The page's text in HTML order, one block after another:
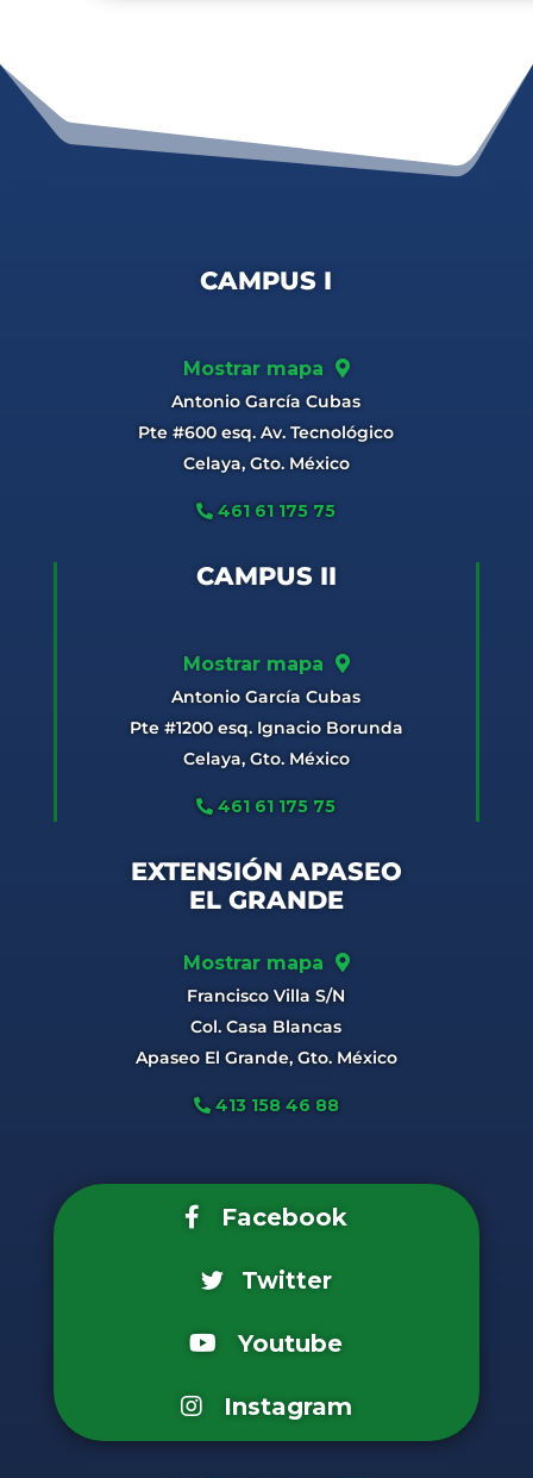
CAMPUS I
Mostrar mapa
Antonio García Cubas
Pte #600 esq. Av. Tecnológico
Celaya, Gto. México
461 61 175 75
CAMPUS II
Mostrar mapa
Antonio García Cubas
Pte #1200 esq. Ignacio Borunda
Celaya, Gto. México
461 61 175 75
EXTENSIÓN APASEO
EL GRANDE
Mostrar mapa
Francisco Villa S/N
Col. Casa Blancas
Apaseo El Grande, Gto. México
413 158 46 88
Facebook
Twitter
Youtube
Instagram